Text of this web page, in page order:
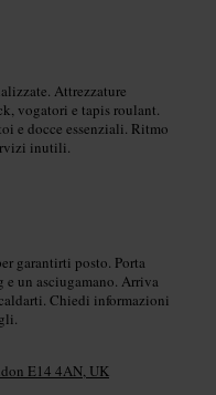
Attrezzature
vogatori e tapis roulant.
e docce essenziali. Ritmo
inutili.
garantirti posto. Porta
un asciugamano. Arriva
Chiedi informazioni
E14 4AN, UK